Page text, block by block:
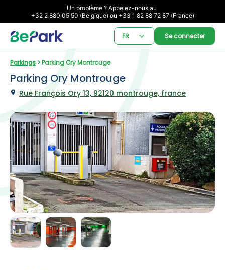
Un problème ? Appelez-nous au
+32 2 880 05 50 (Belgique) ou +33 1 82 88 72 87 (France)
FR Se connecter
Parkings > Parking Ory Montrouge
Parking Ory Montrouge
Rue François Ory 13, 92120 montrouge, france